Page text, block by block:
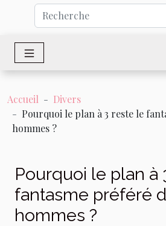
Accueil
Divers
Pourquoi le plan à 3 reste le
hommes ?
Pourquoi le plan à
fantasme préféré
hommes ?